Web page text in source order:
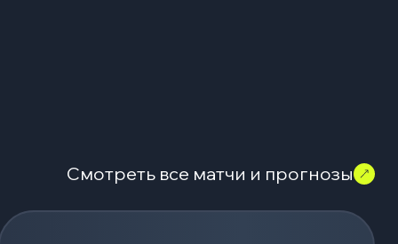
Смотреть все матчи и прогнозы